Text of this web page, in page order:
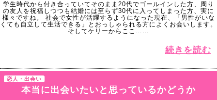
学生時代から付き合っていてそのまま20代でゴールインした方、周り
の友人を祝福しつつも結婚には至らず30代に入ってしまった方、実に
様々ですね。 社会で女性が活躍するようになった現在、「男性がいな
くても自立して生活できる」とおっしゃられる方によくお会いします。
そしてケリーからここ……
続きを読む
恋人・出会い
本当に出会いたいと思っているかどうか